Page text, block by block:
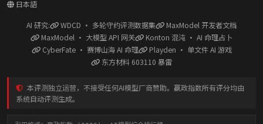
日本語
AI 研究: WDCD · 多轮守约评测数据集
MaxModel 开发者文档
MaxModel · 大模型 API 网关
Konton 混沌 · AI 命理占卜
CyberFate · 赛博山海 AI 命理
Playden · 单文件 AI 游戏
东方材料 603110 暴雷
本评测独立运营，不接受任何AI模型厂商赞助。赢政指数所有评分均由
系统自动评测生成。